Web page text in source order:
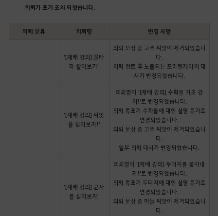
의뢰가 포기 조치 되었습니다.
의뢰 분류 의뢰명 변경 사항
'[재배 강의] 울타
리 알아보기'
의뢰 보상 중 고추 씨앗이 제거되었습니
다.
의뢰 완료 후 노출되는 프리렌제아의 대
사가 변경되었습니다.
'[재배 강의] 씨앗
을 심어보자!'
의뢰명이 '[재배 강의] 수확물 기초 강
의!'로 변경되었습니다.
의뢰 목표가 수확물에 대한 설명 듣기로
변경되었습니다.
의뢰 보상 중 고추 씨앗이 제거되었습니
다.
일부 의뢰 대사가 변경되었습니다.
'[재배 강의] 균사
를 심어보자'
의뢰명이 '[재배 강의] 두더지를 쫓아내
자!'로 변경되었습니다.
의뢰 목표가 두더지에 대한 설명 듣기로
변경되었습니다.
의뢰 보상 중 마늘 씨앗이 제거되었습니
다.